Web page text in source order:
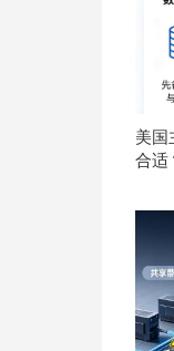
美国
合适